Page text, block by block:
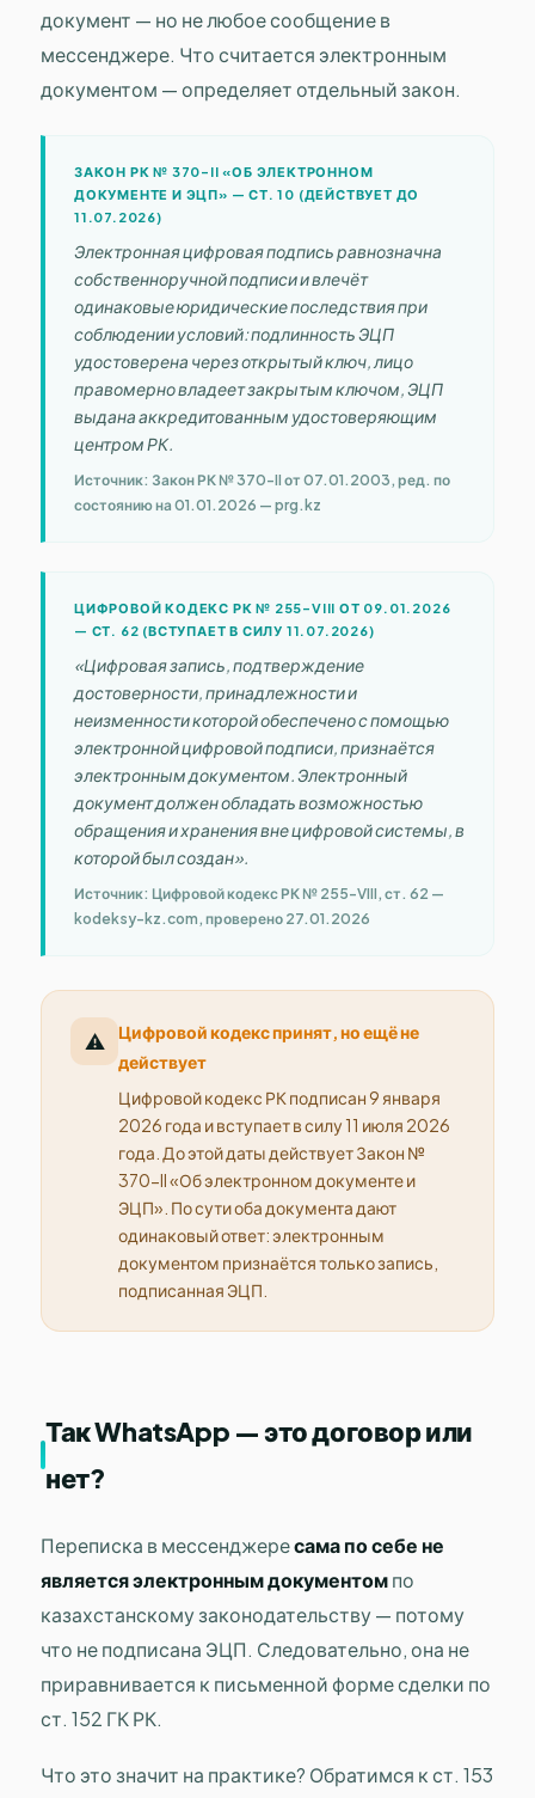
документ — но не любое сообщение в
мессенджере. Что считается электронным
документом — определяет отдельный закон.
ЗАКОН РК № 370-II «ОБ ЭЛЕКТРОННОМ
ДОКУМЕНТЕ И ЭЦП» — СТ. 10 (ДЕЙСТВУЕТ ДО
11.07.2026)
Электронная цифровая подпись равнозначна
собственноручной подписи и влечёт
одинаковые юридические последствия при
соблюдении условий: подлинность ЭЦП
удостоверена через открытый ключ, лицо
правомерно владеет закрытым ключом, ЭЦП
выдана аккредитованным удостоверяющим
центром РК.
Источник: Закон РК № 370-II от 07.01.2003, ред. по
состоянию на 01.01.2026 — prg.kz
ЦИФРОВОЙ КОДЕКС РК № 255-VIII ОТ 09.01.2026
— СТ. 62 (ВСТУПАЕТ В СИЛУ 11.07.2026)
«Цифровая запись, подтверждение
достоверности, принадлежности и
неизменности которой обеспечено с помощью
электронной цифровой подписи, признаётся
электронным документом. Электронный
документ должен обладать возможностью
обращения и хранения вне цифровой системы, в
которой был создан».
Источник: Цифровой кодекс РК № 255-VIII, ст. 62 —
kodeksy-kz.com, проверено 27.01.2026
⚠️
Цифровой кодекс принят, но ещё не
действует
Цифровой кодекс РК подписан 9 января
2026 года и вступает в силу 11 июля 2026
года. До этой даты действует Закон №
370-II «Об электронном документе и
ЭЦП». По сути оба документа дают
одинаковый ответ: электронным
документом признаётся только запись,
подписанная ЭЦП.
Так WhatsApp — это договор или
нет?
Переписка в мессенджересама по себе не
является электронным документомпо
казахстанскому законодательству — потому
что не подписана ЭЦП. Следовательно, она не
приравнивается к письменной форме сделки по
ст. 152 ГК РК.
Что это значит на практике? Обратимся к ст. 153